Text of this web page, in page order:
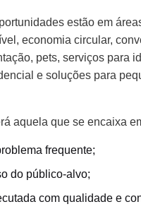
estão em
economia circular,
pets, serviços para
e soluções para
aquela que se encaixa
frequente;
do público-alvo;
com qualidade e